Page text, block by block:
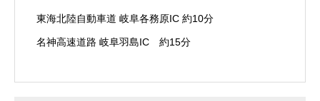
東海北陸自動車道 岐阜各務原IC 約10分
名神高速道路 岐阜羽島IC 約15分